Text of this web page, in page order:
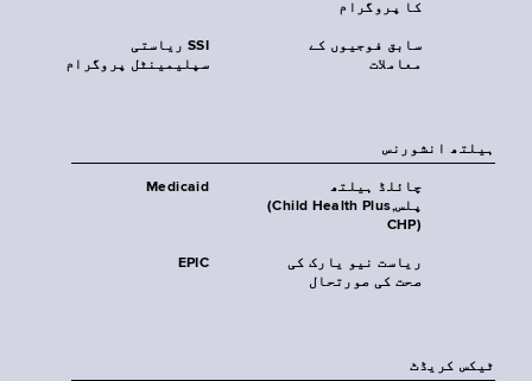
کا پروگرام
SSI ریاستی
سپلیمینٹل پروگرام
سابق فوجیوں کے
معاملات
‏ہیلتھ انشورنس
Medicaid
چائلڈ ہیلتھ
پلس‎(Child Health Plus,
CHP)‎
EPIC
ریاست نیو یارک کی
صحت کی صورتحال
ٹیکس کریڈٹ